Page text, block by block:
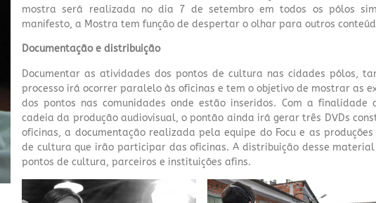
mostra será realizada no dia 7 de setembro em todos os pólos
manifesto, a Mostra tem função de despertar o olhar para outros
Documentação e distribuição
Documentar as atividades dos pontos de cultura nas cidades pólos,
processo irá ocorrer paralelo às oficinas e tem o objetivo de mostrar as
dos pontos nas comunidades onde estão inseridos. Com a finalidade
cadeia da produção audiovisual, o pontão ainda irá gerar três DVDs
oficinas, a documentação realizada pela equipe do Focu e as
de cultura que irão participar das oficinas. A distribuição desse
pontos de cultura, parceiros e instituições afins.